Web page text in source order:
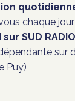
chaque jour,
SUD
sur
Puy)